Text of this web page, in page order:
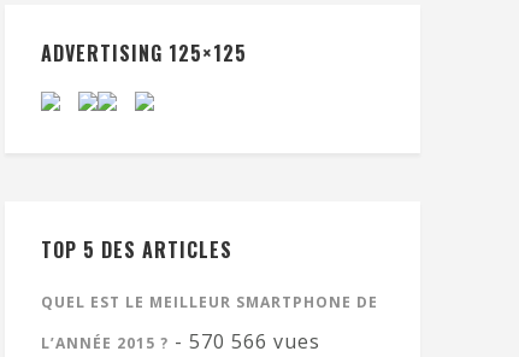
ADVERTISING 125×125
TOP 5 DES ARTICLES
QUEL EST LE MEILLEUR SMARTPHONE DE
L’ANNÉE 2015 ? - 570 566 vues